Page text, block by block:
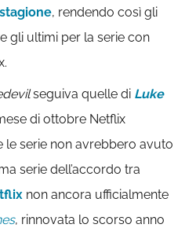
, rendendo così gli
gli ultimi per la serie con
seguiva quelle di Luke
di ottobre Netflix
serie non avrebbero avuto
serie dell’accordo tra
non ancora ufficialmente
, rinnovata lo scorso anno